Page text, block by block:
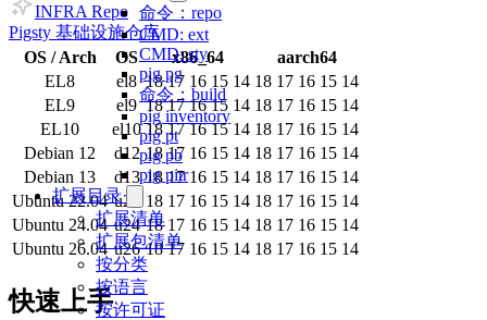
命令：repo
CMD: ext
CMD: sty
pig pg
命令：build
pig inventory
pig pt
pig pb
pig pitr
扩展目录
扩展清单
扩展包清单
按分类
按语言
按许可证
INFRA Repo
Pigsty 基础设施仓库
OS / Arch
OS x86_64
aarch64
EL8
el8 18 17 16 15 14 18 17 16 15 14
EL9
el9 18 17 16 15 14 18 17 16 15 14
EL10
el10 18 17 16 15 14 18 17 16 15 14
Debian 12
d12 18 17 16 15 14 18 17 16 15 14
Debian 13
d13 18 17 16 15 14 18 17 16 15 14
Ubuntu 22.04 u22 18 17 16 15 14 18 17 16 15 14
Ubuntu 24.04 u24 18 17 16 15 14 18 17 16 15 14
Ubuntu 26.04 u26 18 17 16 15 14 18 17 16 15 14
快速上手